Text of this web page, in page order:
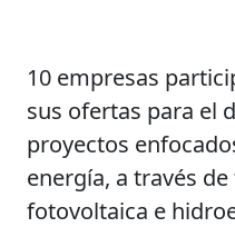
10 empresas
sus ofertas para el
proyectos
energía, a través
fotovoltaica e